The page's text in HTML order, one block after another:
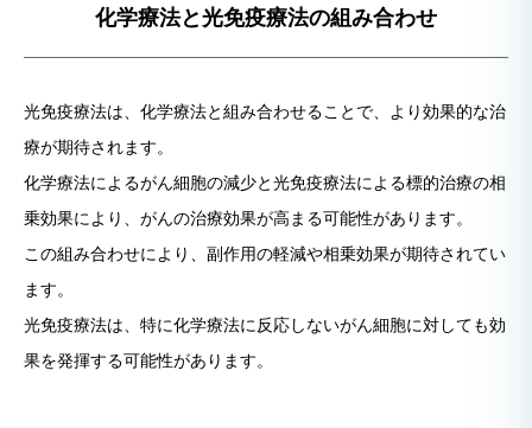
化学療法と光免疫療法の組み合わせ
光免疫療法は、化学療法と組み合わせることで、より効果的な治
療が期待されます。
化学療法によるがん細胞の減少と光免疫療法による標的治療の相
乗効果により、がんの治療効果が高まる可能性があります。
この組み合わせにより、副作用の軽減や相乗効果が期待されてい
ます。
光免疫療法は、特に化学療法に反応しないがん細胞に対しても効
果を発揮する可能性があります。